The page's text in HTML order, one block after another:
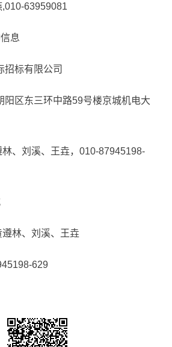
63959081
息
招标有限公司
阳区东三环中路59号楼京城机电大
、刘溪、王垚，010-87945198-
林、刘溪、王垚
629